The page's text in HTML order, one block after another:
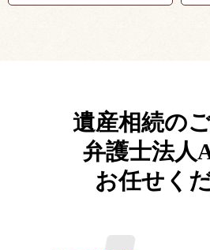
遺産相続の
弁護士法人
お任せく